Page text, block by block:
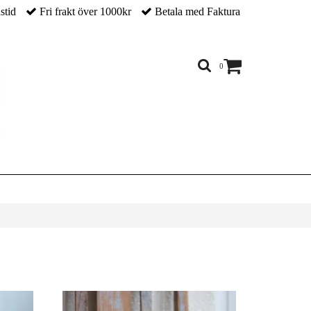
Fri frakt över 1000kr Betala med Faktura
0